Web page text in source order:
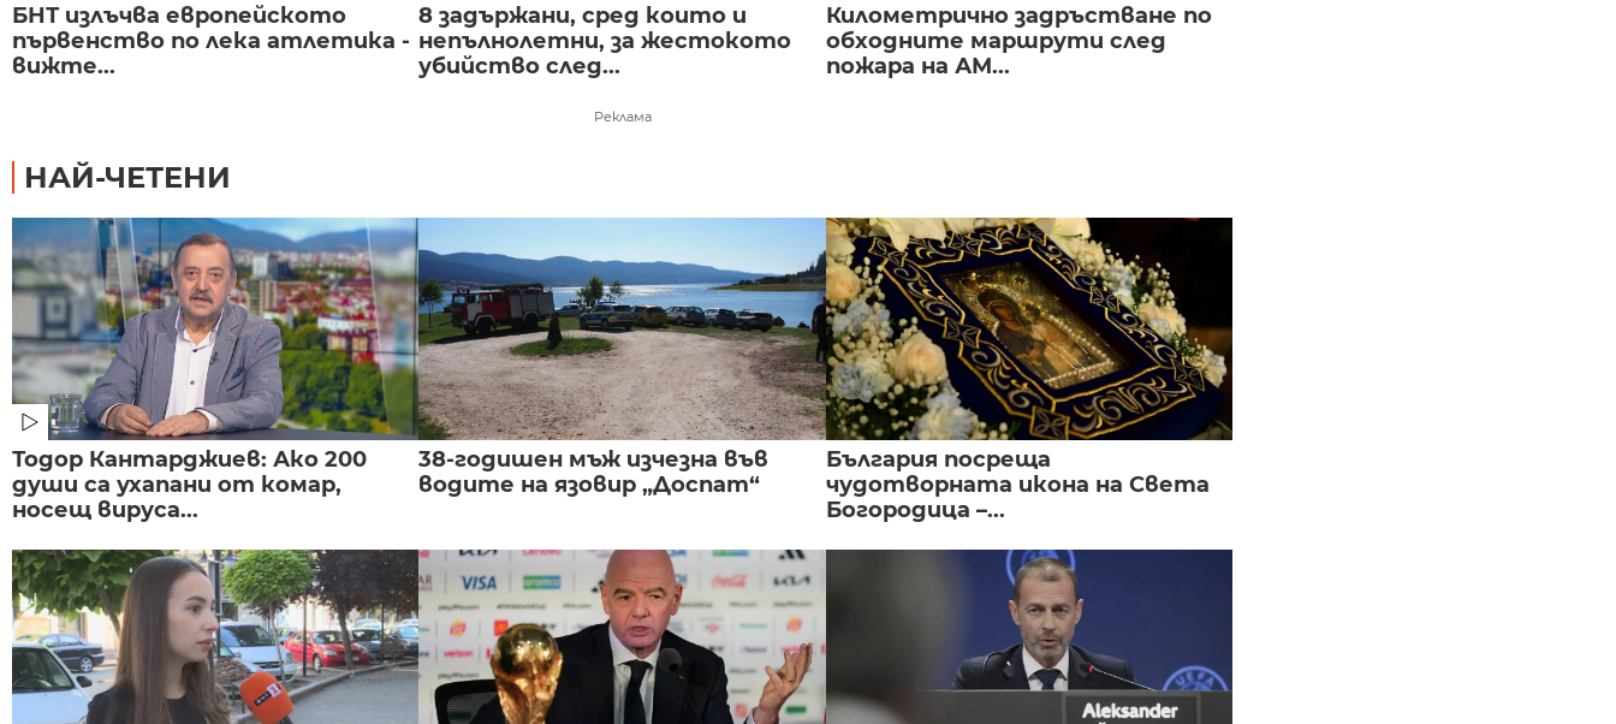
БНТ излъчва европейското
първенство по лека атлетика -
вижте...
8 задържани, сред които и
непълнолетни, за жестокото
убийство след...
Километрично задръстване по
обходните маршрути след
пожара на АМ...
Реклама
НАЙ-ЧЕТЕНИ
Тодор Кантарджиев: Ако 200
души са ухапани от комар,
носещ вируса...
38-годишен мъж изчезна във
водите на язовир „Доспат“
България посреща
чудотворната икона на Света
Богородица –...